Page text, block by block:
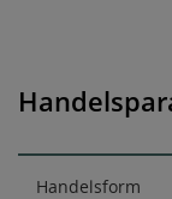
Handelsform